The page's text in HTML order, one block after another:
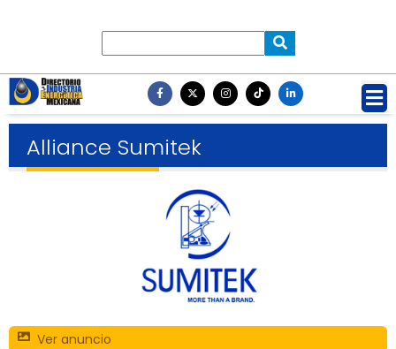
Alliance Sumitek
Ver anuncio